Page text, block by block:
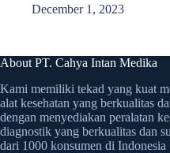
December 1, 2023
About PT. Cahya Intan Medika
Kami memiliki tekad yang kuat
alat kesehatan yang berkualitas
dengan menyediakan peralatan
diagnostik yang berkualitas dan
dari 1000 konsumen di Indonesia